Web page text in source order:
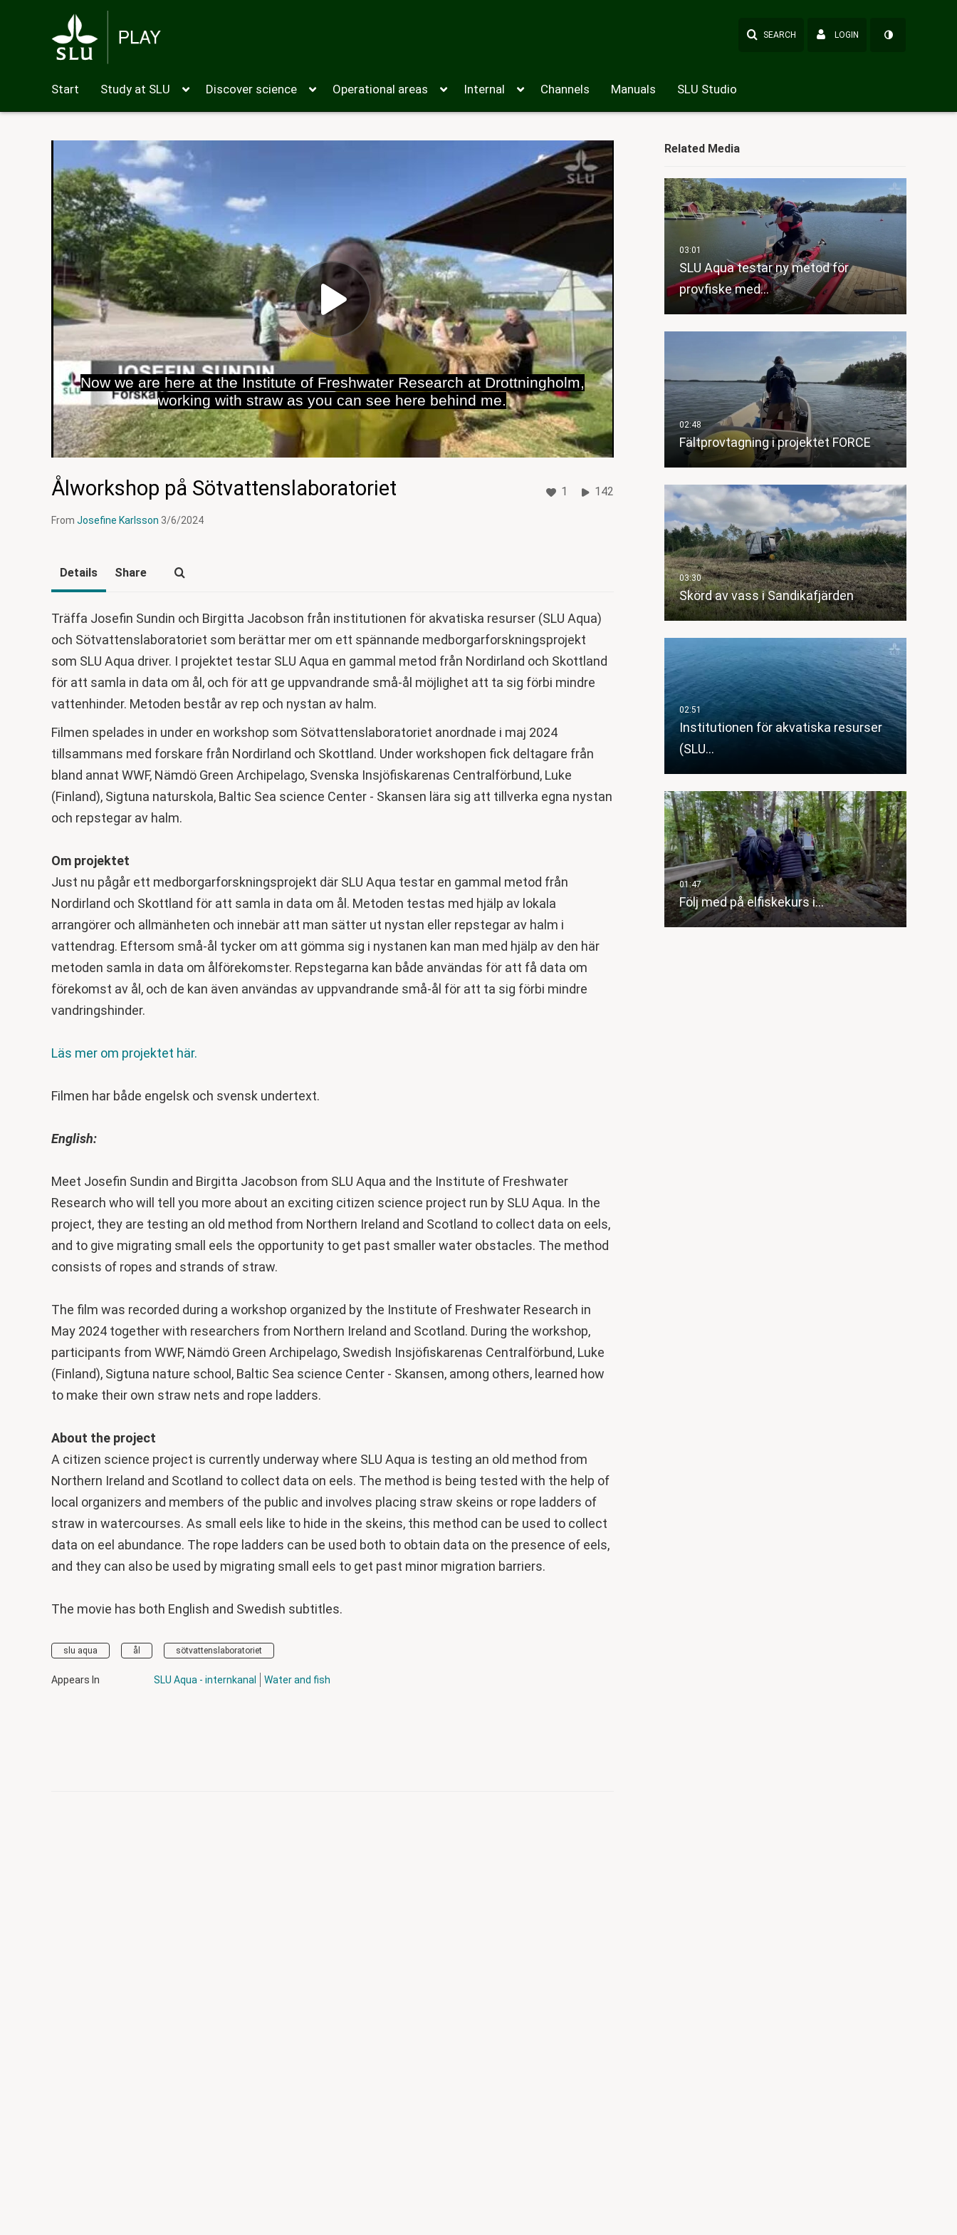
SEARCH LOGIN
Start Study at SLU Discover science Operational areas Internal Channels Manuals SLU Studio
Now we are here at the Institute of Freshwater Research at Drottningholm,
working with straw as you can see here behind me.
Ålworkshop på Sötvattenslaboratoriet
From Josefine Karlsson 3/6/2024
1 142
Related Media
SLU Aqua testar ny metod för
provfiske med…
Fältprovtagning i projektet FORCE
Skörd av vass i Sandikafjärden
Institutionen för akvatiska resurser
(SLU…
Följ med på elfiskekurs i…
Details Share
Träffa Josefin Sundin och Birgitta Jacobson från institutionen för akvatiska resurser (SLU Aqua)
och Sötvattenslaboratoriet som berättar mer om ett spännande medborgarforskningsprojekt
som SLU Aqua driver. I projektet testar SLU Aqua en gammal metod från Nordirland och Skottland
för att samla in data om ål, och för att ge uppvandrande små-ål möjlighet att ta sig förbi mindre
vattenhinder. Metoden består av rep och nystan av halm.
Filmen spelades in under en workshop som Sötvattenslaboratoriet anordnade i maj 2024
tillsammans med forskare från Nordirland och Skottland. Under workshopen fick deltagare från
bland annat WWF, Nämdö Green Archipelago, Svenska Insjöfiskarenas Centralförbund, Luke
(Finland), Sigtuna naturskola, Baltic Sea science Center - Skansen lära sig att tillverka egna nystan
och repstegar av halm.
Om projektet
Just nu pågår ett medborgarforskningsprojekt där SLU Aqua testar en gammal metod från
Nordirland och Skottland för att samla in data om ål. Metoden testas med hjälp av lokala
arrangörer och allmänheten och innebär att man sätter ut nystan eller repstegar av halm i
vattendrag. Eftersom små-ål tycker om att gömma sig i nystanen kan man med hjälp av den här
metoden samla in data om ålförekomster. Repstegarna kan både användas för att få data om
förekomst av ål, och de kan även användas av uppvandrande små-ål för att ta sig förbi mindre
vandringshinder.
Läs mer om projektet här.
Filmen har både engelsk och svensk undertext.
English:
Meet Josefin Sundin and Birgitta Jacobson from SLU Aqua and the Institute of Freshwater
Research who will tell you more about an exciting citizen science project run by SLU Aqua. In the
project, they are testing an old method from Northern Ireland and Scotland to collect data on eels,
and to give migrating small eels the opportunity to get past smaller water obstacles. The method
consists of ropes and strands of straw.
The film was recorded during a workshop organized by the Institute of Freshwater Research in
May 2024 together with researchers from Northern Ireland and Scotland. During the workshop,
participants from WWF, Nämdö Green Archipelago, Swedish Insjöfiskarenas Centralförbund, Luke
(Finland), Sigtuna nature school, Baltic Sea science Center - Skansen, among others, learned how
to make their own straw nets and rope ladders.
About the project
A citizen science project is currently underway where SLU Aqua is testing an old method from
Northern Ireland and Scotland to collect data on eels. The method is being tested with the help of
local organizers and members of the public and involves placing straw skeins or rope ladders of
straw in watercourses. As small eels like to hide in the skeins, this method can be used to collect
data on eel abundance. The rope ladders can be used both to obtain data on the presence of eels,
and they can also be used by migrating small eels to get past minor migration barriers.
The movie has both English and Swedish subtitles.
slu aqua ål sötvattenslaboratoriet
Appears In SLU Aqua - internkanal Water and fish